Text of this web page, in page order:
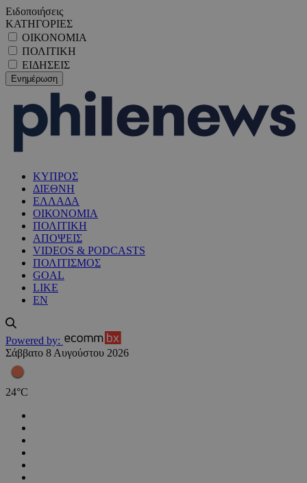
Ειδοποιήσεις
ΚΑΤΗΓΟΡΙΕΣ
ΟΙΚΟΝΟΜΙΑ
ΠΟΛΙΤΙΚΗ
ΕΙΔΗΣΕΙΣ
ΚΥΠΡΟΣ
ΔΙΕΘΝΗ
ΕΛΛΑΔΑ
ΟΙΚΟΝΟΜΙΑ
ΠΟΛΙΤΙΚΗ
ΑΠΟΨΕΙΣ
VIDEOS & PODCASTS
ΠΟΛΙΤΙΣΜΟΣ
GOAL
LIKE
EN
Powered by:
Σάββατο 8 Αυγούστου 2026
24°C